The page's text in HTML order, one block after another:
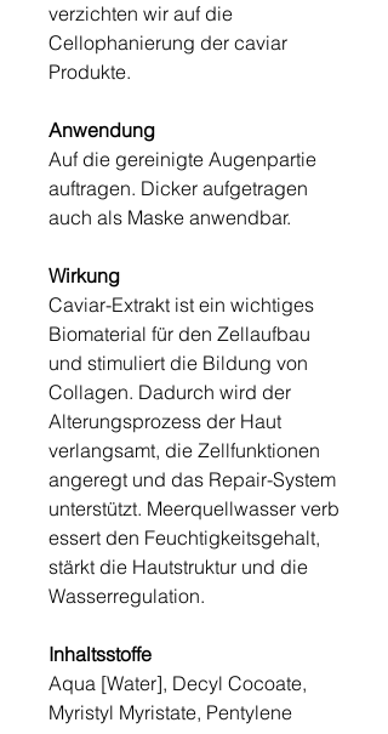
verzichten wir auf die
Cellophanierung der caviar
Produkte.
Anwendung
Auf die gereinigte Augenpartie
auftragen. Dicker aufgetragen
auch als Maske anwendbar.
Wirkung
Caviar-Extrakt ist ein wichtiges
Biomaterial für den Zellaufbau
und stimuliert die Bildung von
Collagen. Dadurch wird der
Alterungsprozess der Haut
verlangsamt, die Zellfunktionen
angeregt und das Repair-System
unterstützt. Meerquellwasser verb
essert den Feuchtigkeitsgehalt,
stärkt die Hautstruktur und die
Wasserregulation.
Inhaltsstoffe
Aqua [Water], Decyl Cocoate,
Myristyl Myristate, Pentylene